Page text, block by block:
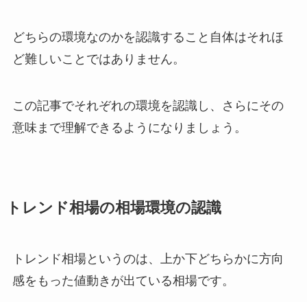
どちらの環境なのかを認識すること自体はそれほ
ど難しいことではありません。
この記事でそれぞれの環境を認識し、さらにその
意味まで理解できるようになりましょう。
トレンド相場の相場環境の認識
トレンド相場というのは、上か下どちらかに方向
感をもった値動きが出ている相場です。